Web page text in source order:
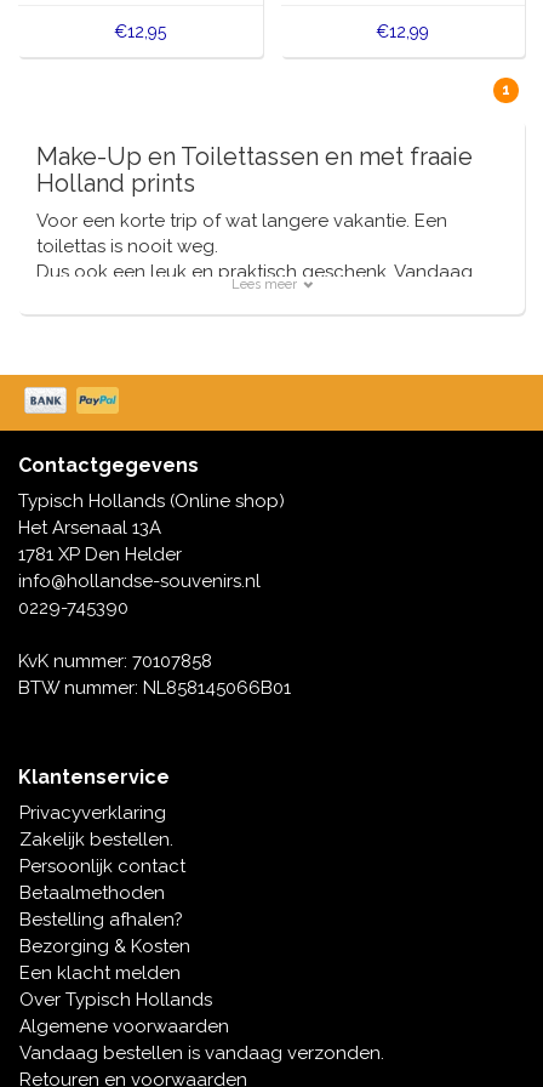
€12,95 €12,99
1
Make-Up en Toilettassen en met fraaie
Holland prints
Voor een korte trip of wat langere vakantie. Een
toilettas is nooit weg.
Dus ook een leuk en praktisch geschenk. Vandaag
Lees meer
Contactgegevens
Typisch Hollands (Online shop)
Het Arsenaal 13A
1781 XP Den Helder
info@hollandse-souvenirs.nl
0229-745390
KvK nummer: 70107858
BTW nummer: NL858145066B01
Klantenservice
Privacyverklaring
Zakelijk bestellen.
Persoonlijk contact
Betaalmethoden
Bestelling afhalen?
Bezorging & Kosten
Een klacht melden
Over Typisch Hollands
Algemene voorwaarden
Vandaag bestellen is vandaag verzonden.
Retouren en voorwaarden